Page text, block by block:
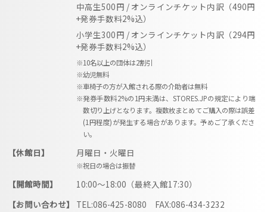
中高生500円 / オンラインチケット内訳（490円
+発券手数料2%込）
小学生300円 / オンラインチケット内訳（294円
+発券手数料2%込）
※10名以上の団体は2割引
※幼児無料
※車椅子の方が入館される際の介助者は無料
※発券手数料2%の1円未満は、STORES.JPの規定により端
数切り上げとなります。複数枚まとめてご購入の際は誤差
(1円程度)が発生する場合があります。予めご了承くださ
い。
【休館日】 月曜日・火曜日
※祝日の場合は振替
【開館時間】
10:00〜18:00（最終入館17:30）
【お問い合わせ】
TEL:086-425-8080 FAX:086-434-3232